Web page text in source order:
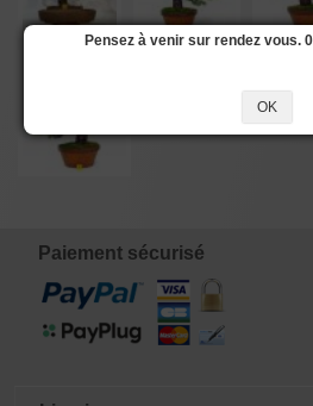
Paiement sécurisé
Pensez à venir sur rendez vous.
OK